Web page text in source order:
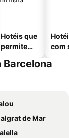
Hotéis que
permitem
com
de Mar